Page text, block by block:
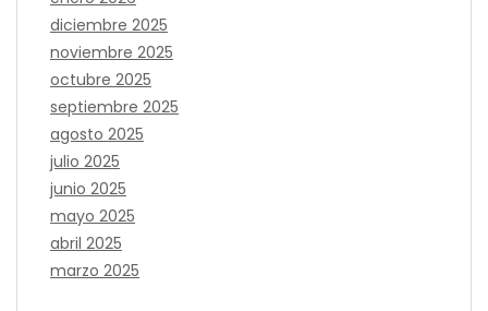
diciembre 2025
noviembre 2025
octubre 2025
septiembre 2025
agosto 2025
julio 2025
junio 2025
mayo 2025
abril 2025
marzo 2025